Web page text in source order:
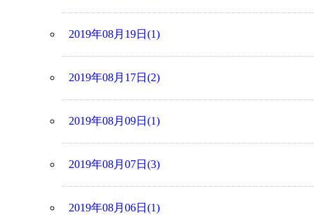
2019年08月19日(1)
2019年08月17日(2)
2019年08月09日(1)
2019年08月07日(3)
2019年08月06日(1)